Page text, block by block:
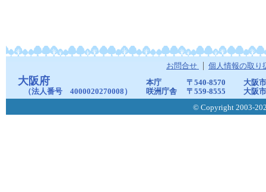
お問合せ 個人情報の取り
大阪府
（法人番号 4000020270008）
本庁 〒540-8570
大阪
咲洲庁舎
〒559-8555
大阪
© Copyright 2003-